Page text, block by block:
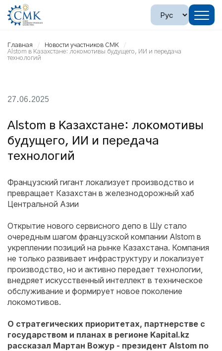
Главная
Новости участников СМК
Alstom в Казахстане: локомотивы будущего, ИИ и передача
технологий
27.06.2025
Alstom в Казахстане: локомотивы
будущего, ИИ и передача
технологий
Французский гигант локализует производство и
превращает Казахстан в железнодорожный хаб
Центральной Азии
Открытие нового сервисного депо в Шу стало
очередным шагом французской компании Alstom в
укреплении позиций на рынке Казахстана. Компания
не только развивает инфраструктуру и локализует
производство, но и активно передает технологии,
внедряет искусственный интеллект в техническое
обслуживание и формирует новое поколение
локомотивов.
О стратегических приоритетах, партнерстве с
государством и планах в регионе Kapital.kz
рассказал Мартан Вожур - президент Alstom по